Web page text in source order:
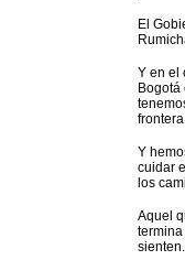
El
Y en el
Y
cuidar
los
Aquel